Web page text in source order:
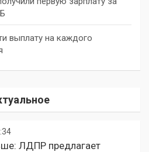
выплату на каждого
ЛДПР предлагает